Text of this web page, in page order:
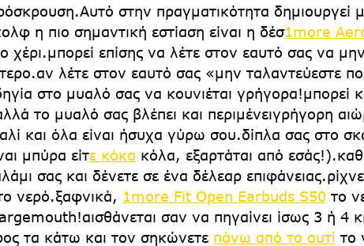
στην πραγματικότητα δημιουργεί
η πιο σημαντική εστίαση είναι η δέσ1more
χέρι.μπορεί επίσης να λέτε στον εαυτό σας να
λέτε στον εαυτό σας «μην ταλαντεύεστε
στο μυαλό σας να κουνιέται γρήγορα!μπορεί
το μυαλό σας βλέπει και περιμένειγρήγορη
και όλα είναι ήσυχα γύρω σου.δίπλα σας στο
μπύρα είτε κόκα κόλα, εξαρτάται από
σας και δένετε σε ένα δέλεαρ
νερό.ξαφνικά, 1more Fit Open Earbuds S50 το
σαν να πηγαίνει ίσως 3 ή 4
τα κάτω και τον σηκώνετε πάνω από το αυτί το